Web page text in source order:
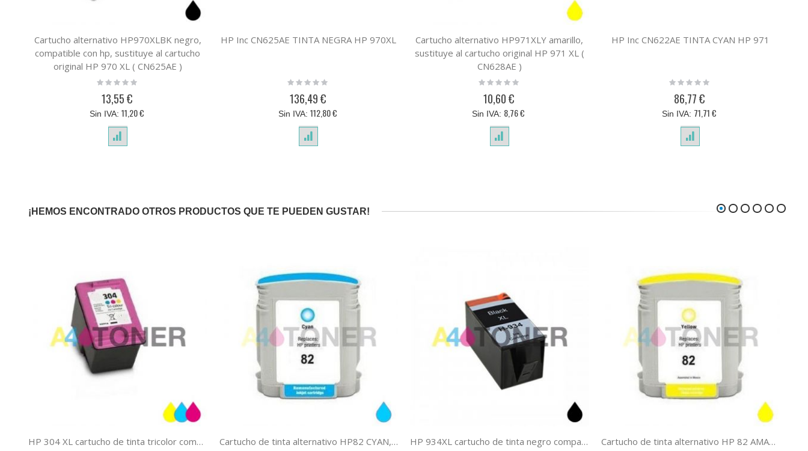
Cartucho alternativo HP970XLBK negro,
compatible con hp, sustituye al cartucho
original HP 970 XL ( CN625AE )
Rating:
13,55 €
11,20 €
HP Inc CN625AE TINTA NEGRA HP 970XL
Rating:
136,49 €
112,80 €
Cartucho alternativo HP971XLY amarillo,
sustituye al cartucho original HP 971 XL (
CN628AE )
Rating:
10,60 €
8,76 €
HP Inc CN622AE TINTA CYAN HP 971
Rating:
86,77 €
71,71 €
¡HEMOS ENCONTRADO OTROS PRODUCTOS QUE TE PUEDEN GUSTAR!
HP 304 XL cartucho de tinta tricolor compatible Cartucho de tinta alternativo HP82 CYAN, sustituye al cartucho original C4911A HP 934XL cartucho de tinta negro compatible a HP C2P23AE Cartucho de tinta alternativo HP 82 AMARILLO, sustituye al cartucho original C4913A